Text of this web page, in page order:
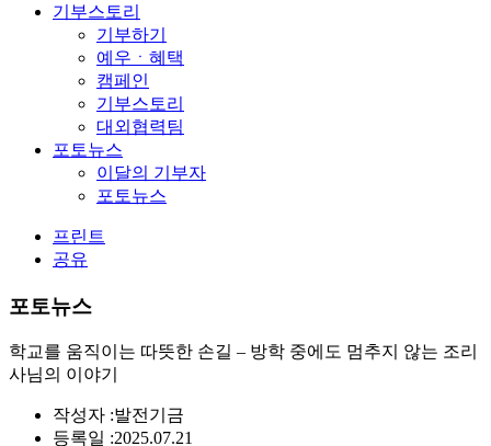
기부스토리
기부하기
예우ㆍ혜택
캠페인
기부스토리
대외협력팀
포토뉴스
이달의 기부자
포토뉴스
프린트
공유
포토뉴스
학교를 움직이는 따뜻한 손길 – 방학 중에도 멈추지 않는 조리
사님의 이야기
작성자 :발전기금
등록일 :2025.07.21